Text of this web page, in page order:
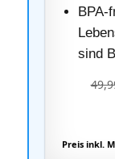
BPA-
sind
Preis inkl.